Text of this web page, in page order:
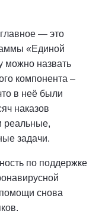
— это
«Единой
можно назвать
компонента –
в неё были
наказов
реальные,
задачи.
по поддержке
снова